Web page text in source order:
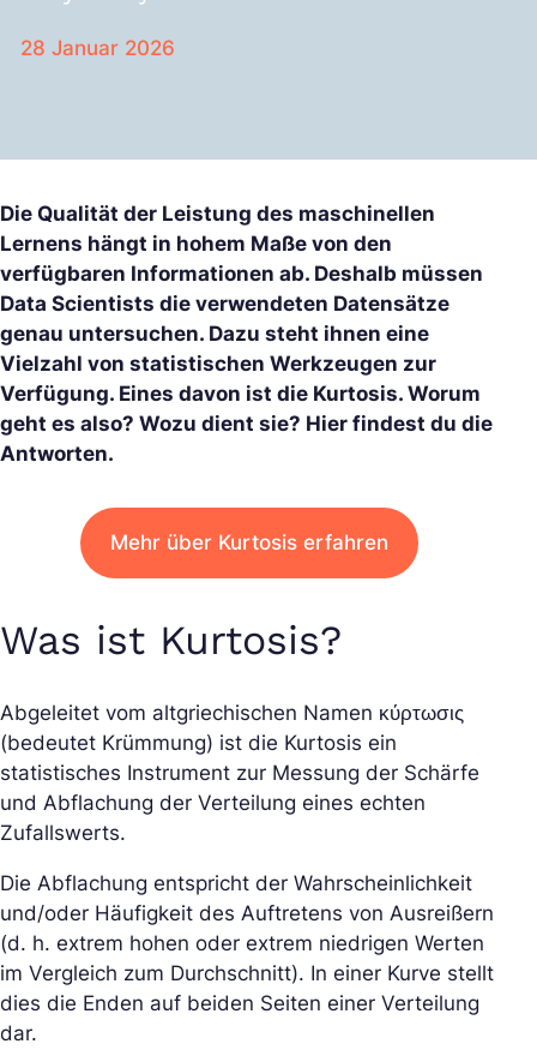
28 Januar 2026
Die Qualität der Leistung des maschinellen
Lernens hängt in hohem Maße von den
verfügbaren Informationen ab. Deshalb müssen
Data Scientists die verwendeten Datensätze
genau untersuchen. Dazu steht ihnen eine
Vielzahl von statistischen Werkzeugen zur
Verfügung. Eines davon ist die Kurtosis. Worum
geht es also? Wozu dient sie? Hier findest du die
Antworten.
Mehr über Kurtosis erfahren
Was ist Kurtosis?
Abgeleitet vom altgriechischen Namen κύρτωσις
(bedeutet Krümmung) ist die Kurtosis ein
statistisches Instrument zur Messung der Schärfe
und Abflachung der Verteilung eines echten
Zufallswerts.
Die Abflachung entspricht der Wahrscheinlichkeit
und/oder Häufigkeit des Auftretens von Ausreißern
(d. h. extrem hohen oder extrem niedrigen Werten
im Vergleich zum Durchschnitt). In einer Kurve stellt
dies die Enden auf beiden Seiten einer Verteilung
dar.